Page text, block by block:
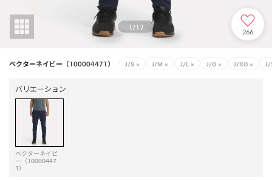
1/17 266
ベクターネイビー（100004471） J/S × J/M × J/L × J/O × J/XO × J/
バリエーション
ベクターネイビ
ー（10000447
1）